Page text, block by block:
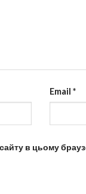
Email *
в цьому